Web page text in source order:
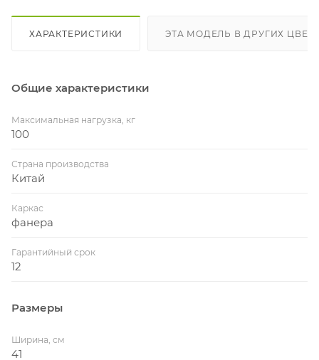
ХАРАКТЕРИСТИКИ ЭТА МОДЕЛЬ В ДРУГИХ
Общие характеристики
Максимальная нагрузка, кг
100
Страна производства
Китай
Каркас
фанера
Гарантийный срок
12
Размеры
Ширина, см
41